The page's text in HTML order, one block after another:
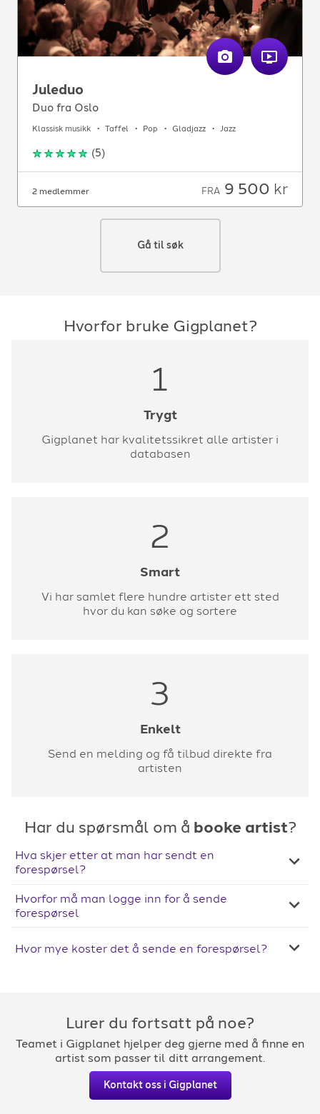
Juleduo
Duo fra Oslo
Klassisk musikk Taffel Pop Gladjazz Jazz
(5)
2 medlemmer FRA 9 500 kr
Gå til søk
Hvorfor bruke Gigplanet?
1
Trygt
Gigplanet har kvalitetssikret alle artister i
databasen
2
Smart
Vi har samlet flere hundre artister ett sted
hvor du kan søke og sortere
3
Enkelt
Send en melding og få tilbud direkte fra
artisten
Har du spørsmål om å booke artist?
Hva skjer etter at man har sendt en
forespørsel?
Hvorfor må man logge inn for å sende
forespørsel
Hvor mye koster det å sende en forespørsel?
Lurer du fortsatt på noe?
Teamet i Gigplanet hjelper deg gjerne med å finne en
artist som passer til ditt arrangement.
Kontakt oss i Gigplanet